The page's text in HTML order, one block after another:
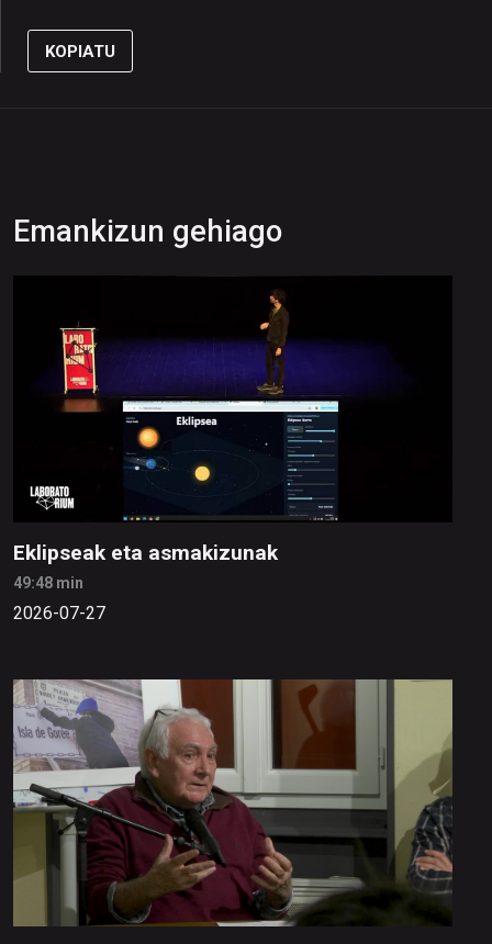
KOPIATU
Emankizun gehiago
Eklipseak eta asmakizunak
49:48 min
2026-07-27